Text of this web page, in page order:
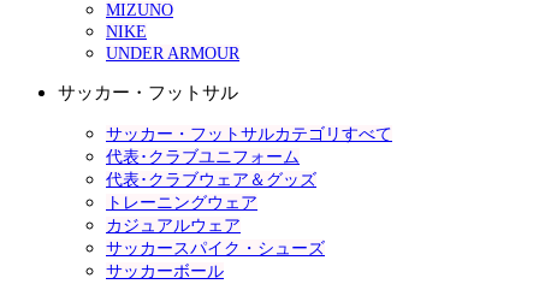
MIZUNO
NIKE
UNDER ARMOUR
サッカー・フットサル
サッカー・フットサルカテゴリすべて
代表･クラブユニフォーム
代表･クラブウェア＆グッズ
トレーニングウェア
カジュアルウェア
サッカースパイク・シューズ
サッカーボール